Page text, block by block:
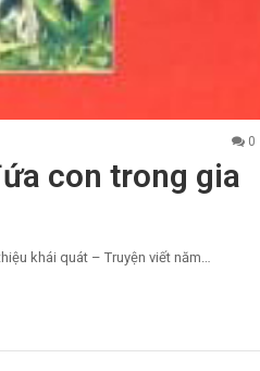
0
con trong gia
khái quát – Truyện viết năm…